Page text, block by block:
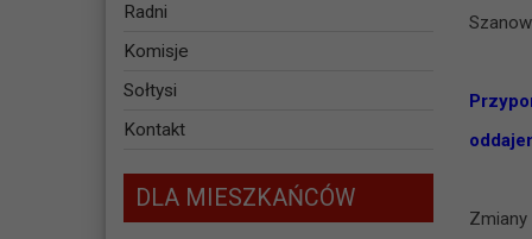
Radni
Komisje
Sołtysi
Kontakt
DLA MIESZKAŃCÓW